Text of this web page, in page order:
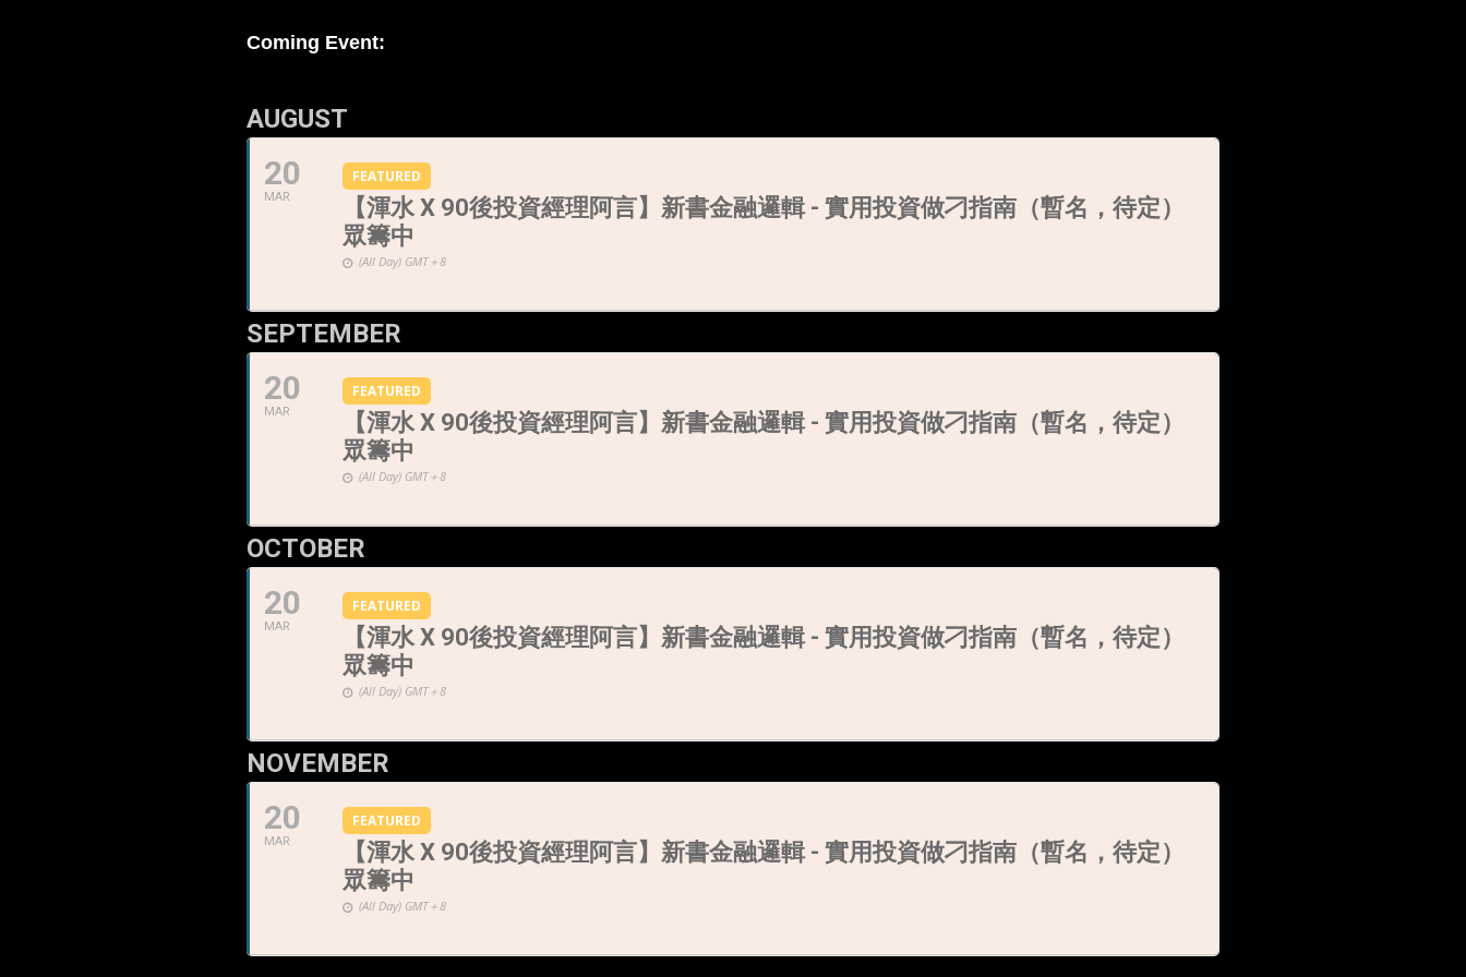
Coming Event:
AUGUST
20
MAR
FEATURED
【渾水 X 90後投資經理阿言】新書金融邏輯 - 實用投資做刁指南（暫名，待定）
眾籌中
(All Day) GMT＋8
SEPTEMBER
20
MAR
FEATURED
【渾水 X 90後投資經理阿言】新書金融邏輯 - 實用投資做刁指南（暫名，待定）
眾籌中
(All Day) GMT＋8
OCTOBER
20
MAR
FEATURED
【渾水 X 90後投資經理阿言】新書金融邏輯 - 實用投資做刁指南（暫名，待定）
眾籌中
(All Day) GMT＋8
NOVEMBER
20
MAR
FEATURED
【渾水 X 90後投資經理阿言】新書金融邏輯 - 實用投資做刁指南（暫名，待定）
眾籌中
(All Day) GMT＋8